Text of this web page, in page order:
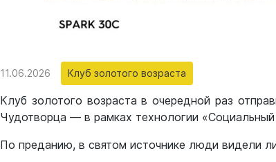
11.06.2026 Клуб золотого возраста
Клуб золотого возраста в очередной раз
Чудотворца — в рамках технологии «Социальный
По преданию, в святом источнике люди видели